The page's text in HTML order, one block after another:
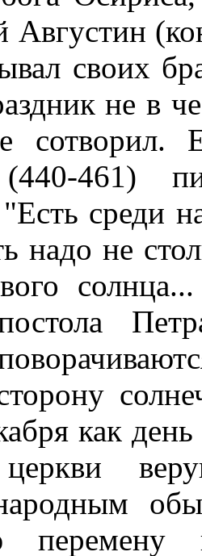
своих
не в
461)
среди
надо не
как
церкви